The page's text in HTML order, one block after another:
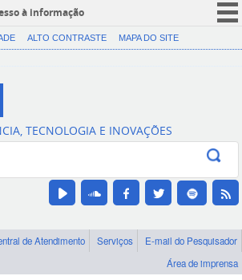
à informação
CORONAVÍRUS (COVID-19)
Canais
ALTO CONTRASTE MAPA DO SITE
TECNOLOGIA E INOVAÇÕES
de Atendimento Serviços
E-mail do Pesquisador
Área de imprensa